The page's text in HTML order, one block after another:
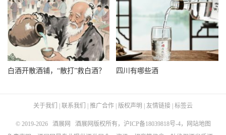
白酒开散酒铺，“散打”救白酒？ 四川有哪些酒
关于我们 | 联系我们 | 推广合作 | 版权声明 | 友情链接 | 标签云
© 2019-2026 酒展网 酒展网版权所有， 沪ICP备18039818号-4，
网站地图